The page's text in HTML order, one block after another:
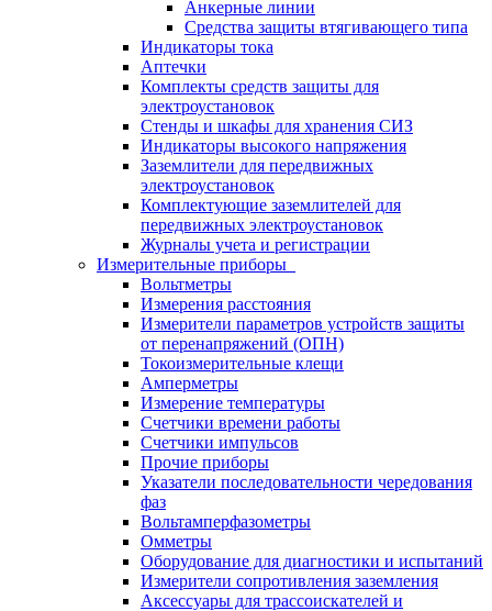
Анкерные линии
Средства защиты втягивающего типа
Индикаторы тока
Аптечки
Комплекты средств защиты для
электроустановок
Стенды и шкафы для хранения СИЗ
Индикаторы высокого напряжения
Заземлители для передвижных
электроустановок
Комплектующие заземлителей для
передвижных электроустановок
Журналы учета и регистрации
Измерительные приборы
Вольтметры
Измерения расстояния
Измерители параметров устройств защиты
от перенапряжений (ОПН)
Токоизмерительные клещи
Амперметры
Измерение температуры
Счетчики времени работы
Счетчики импульсов
Прочие приборы
Указатели последовательности чередования
фаз
Вольтамперфазометры
Омметры
Оборудование для диагностики и испытаний
Измерители сопротивления заземления
Аксессуары для трассоискателей и